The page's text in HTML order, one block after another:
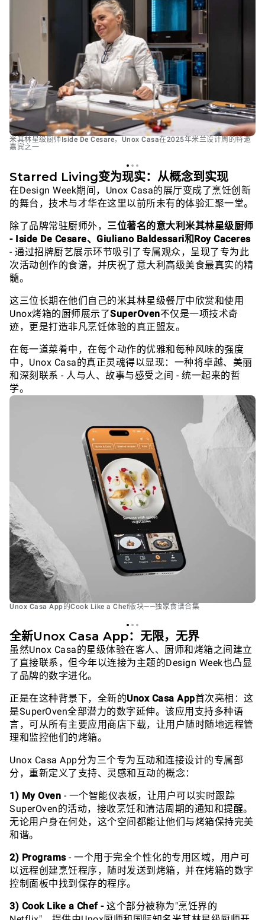
米其林星级厨师Iside De Cesare，Unox Casa在2025年米兰设计周的特邀
嘉宾之一
Starred Living变为现实：从概念到实现
在Design Week期间，Unox Casa的展厅变成了烹饪创新
的舞台，技术与才华在这里以前所未有的体验汇聚一堂。
除了品牌常驻厨师外， 三位著名的意大利米其林星级厨师
- Iside De Cesare、Giuliano Baldessari和Roy Caceres
- 通过招牌厨艺展示环节吸引了专属观众，呈现了专为此
次活动创作的食谱，并庆祝了意大利高级美食最真实的精
髓。
这三位长期在他们自己的米其林星级餐厅中欣赏和使用
Unox烤箱的厨师展示了SuperOven不仅是一项技术奇
迹，更是打造非凡烹饪体验的真正盟友。
在每一道菜肴中，在每个动作的优雅和每种风味的强度
中，Unox Casa的真正灵魂得以显现：一种将卓越、美丽
和深刻联系 - 人与人、故事与感受之间 - 统一起来的哲
学。
Unox Casa App的Cook Like a Chef版块——独家食谱合集
全新Unox Casa App：无限，无界
虽然Unox Casa的星级体验在客人、厨师和烤箱之间建立
了直接联系，但今年以连接为主题的Design Week也凸显
了品牌的数字进化。
正是在这种背景下，全新的Unox Casa App首次亮相：这
是SuperOven全部潜力的数字延伸。该应用支持多种语
言，可从所有主要应用商店下载，让用户随时随地远程管
理和监控他们的烤箱。
Unox Casa App分为三个专为互动和连接设计的专属部
分，重新定义了支持、灵感和互动的概念：
1) My Oven - 一个智能仪表板，让用户可以实时跟踪
SuperOven的活动，接收烹饪和清洁周期的通知和提醒。
无论用户身在何处，这个空间都能让他们与烤箱保持完美
和谐。
2) Programs- 一个用于完全个性化的专用区域，用户可
以远程创建烹饪程序，随时发送到烤箱，并在烤箱的数字
控制面板中找到保存的程序。
3) Cook Like a Chef -这个部分被称为"烹饪界的